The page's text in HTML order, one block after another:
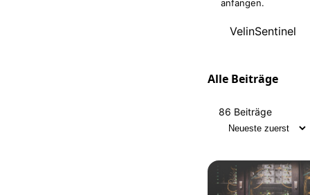
anfangen.
VelinSentinel
Alle Beiträge
86 Beiträge
Sortierung